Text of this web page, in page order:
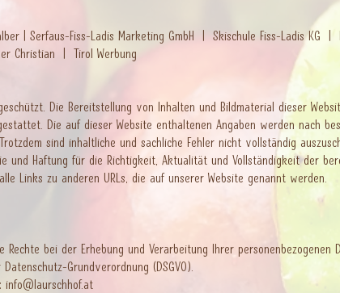
| Serfaus-Fiss-Ladis Marketing GmbH | Skischule Fiss-Ladis KG |
Christian | Tirol Werbung
Die Bereitstellung von Inhalten und Bildmaterial dieser
Die auf dieser Website enthaltenen Angaben werden nach
sind inhaltliche und sachliche Fehler nicht vollständig
und Haftung für die Richtigkeit, Aktualität und Vollständigkeit der
Links zu anderen URLs, die auf unserer Website genannt werden.
bei der Erhebung und Verarbeitung Ihrer personenbezogenen
Grundverordnung (DSGVO).
info@laurschhof.at